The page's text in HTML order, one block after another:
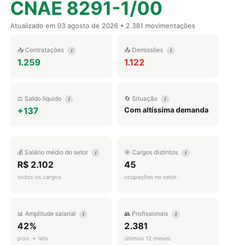
CNAE 8291-1/00
Atualizado em 03 agosto de 2026 • 2.381 movimentações
📥 Contratações i
1.259
📤 Demissões i
1.122
⚖️ Saldo líquido i
+137
🔄 Situação i
Com altíssima demanda
💰 Salário médio do setor i
R$ 2.102
todos os cargos
🎯 Cargos distintos i
45
ocupações no setor
📊 Amplitude salarial i
42%
piso → teto
👥 Profissionais i
2.381
últimos 12 meses